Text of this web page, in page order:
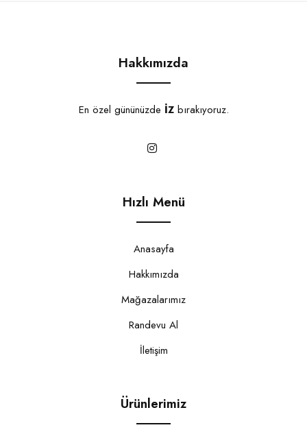
Hakkımızda
En özel gününüzde İZbırakıyoruz.
Hızlı Menü
Anasayfa
Hakkımızda
Mağazalarımız
Randevu Al
İletişim
Ürünlerimiz